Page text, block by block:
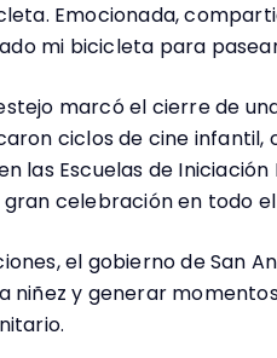
Emocionada,
mi bicicleta para
marcó el cierre de
ciclos de cine infantil,
las Escuelas de
celebración en todo
el gobierno de San
niñez y generar